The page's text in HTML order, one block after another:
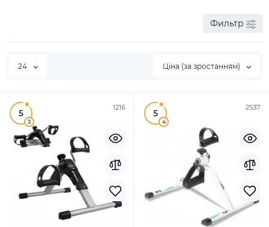
Фильтр
24 Ціна (за зростанням)
1216
5
3
2537
5
4